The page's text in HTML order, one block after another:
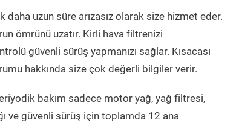
daha uzun süre arızasız olarak size hizmet eder.
ömrünü uzatır. Kirli hava filtrenizi
güvenli sürüş yapmanızı sağlar. Kısacası
hakkında size çok değerli bilgiler verir.
bakım sadece motor yağ, yağ filtresi,
ve güvenli sürüş için toplamda 12 ana